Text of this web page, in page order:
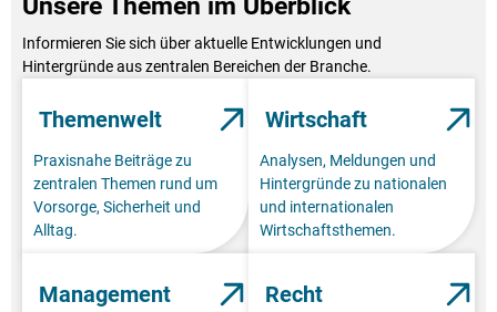
Informieren Sie sich über aktuelle Entwicklungen und
Hintergründe aus zentralen Bereichen der Branche.
Themenwelt
Praxisnahe Beiträge zu
zentralen Themen rund um
Vorsorge, Sicherheit und
Alltag.
Wirtschaft
Analysen, Meldungen und
Hintergründe zu nationalen
und internationalen
Wirtschaftsthemen.
Management Recht